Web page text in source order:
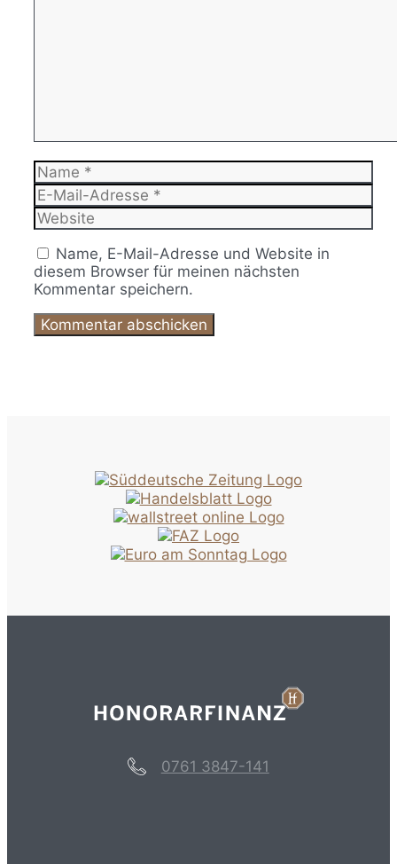
Name
E-
Mail-
Adresse
Website
Name, E-Mail-Adresse und Website in
diesem Browser für meinen nächsten
Kommentar speichern.
0761 3847-141